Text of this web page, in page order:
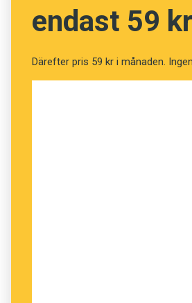
endast 59
Därefter pris 59 kr i månaden.